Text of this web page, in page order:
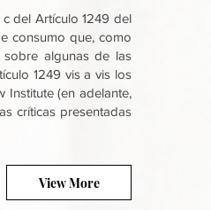
del Artículo 1249 del
consumo que, como
algunas de las
1249 vis a vis los
Institute (en adelante,
críticas presentadas
View More